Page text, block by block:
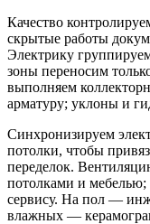
Качество
скрытые работы
Электрику
зоны переносим
выполняем
арматуру; уклоны и
Синхронизируем
потолки, чтобы
переделок.
потолками и мебелью;
сервису. На пол —
влажных —